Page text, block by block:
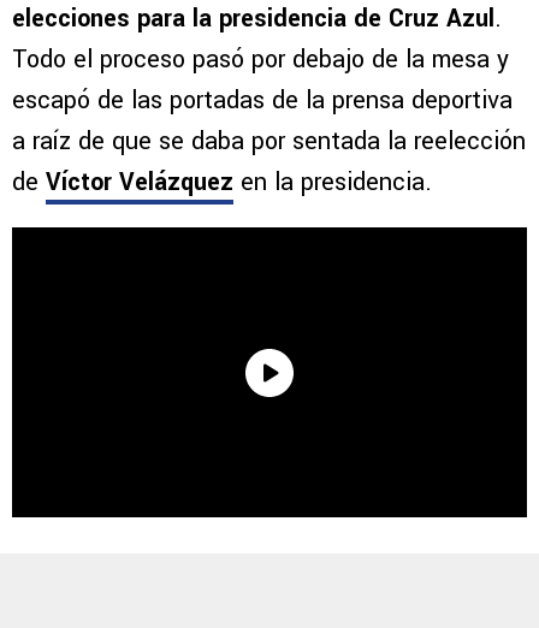
elecciones para la presidencia de Cruz Azul.
Todo el proceso pasó por debajo de la mesa y
escapó de las portadas de la prensa deportiva
a raíz de que se daba por sentada la reelección
de Víctor Velázquez en la presidencia.